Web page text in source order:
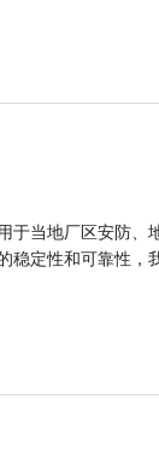
当地厂区安防、
定性和可靠性，